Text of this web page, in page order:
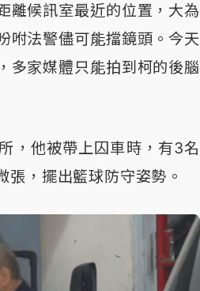
離候訊室最近的位置，大為
咐法警儘可能擋鏡頭。今天
多家媒體只能拍到柯的後腦
，他被帶上囚車時，有3名
，擺出籃球防守姿勢。